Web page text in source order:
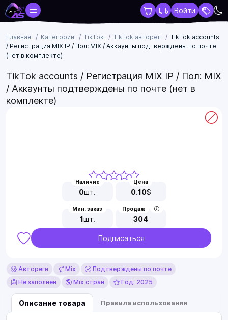
Войти
Главная Категории TikTok TikTok авторег
TikTok accounts
/ Регистрация MIX IP / Пол: МIX / Аккаунты подтверждены по почте
(нет в комплекте)
TikTok accounts / Регистрация MIX IP / Пол: МIX
/ Аккаунты подтверждены по почте (нет в
комплекте)
Наличие
0шт.
Цена
0.10$
Мин. заказ
1шт.
Продаж
304
Подписаться
Автореги Mix
Подтверждены по почте
Не заполнен
Mix стран Год: 2025
Описание товара Правила использования